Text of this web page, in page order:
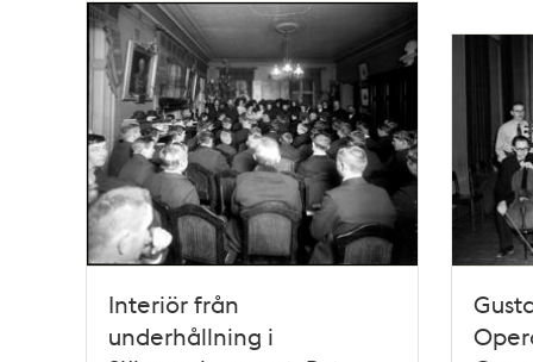
Interiör från
underhållning i